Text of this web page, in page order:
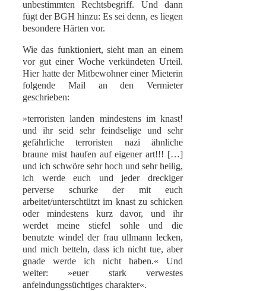
unbestimmten Rechtsbegriff. Und dann
fügt der BGH hinzu: Es sei denn, es liegen
besondere Härten vor.
Wie das funktioniert, sieht man an einem
vor gut einer Woche verkündeten Urteil.
Hier hatte der Mitbewohner einer Mieterin
folgende Mail an den Vermieter
geschrieben:
»terroristen landen mindestens im knast!
und ihr seid sehr feindselige und sehr
gefährliche terroristen nazi ähnliche
braune mist haufen auf eigener art!!! […]
und ich schwöre sehr hoch und sehr heilig,
ich werde euch und jeder dreckiger
perverse schurke der mit euch
arbeitet/unterschtützt im knast zu schicken
oder mindestens kurz davor, und ihr
werdet meine stiefel sohle und die
benutzte windel der frau ullmann lecken,
und mich betteln, dass ich nicht tue, aber
gnade werde ich nicht haben.« Und
weiter: »euer stark verwestes
anfeindungssüchtiges charakter«.